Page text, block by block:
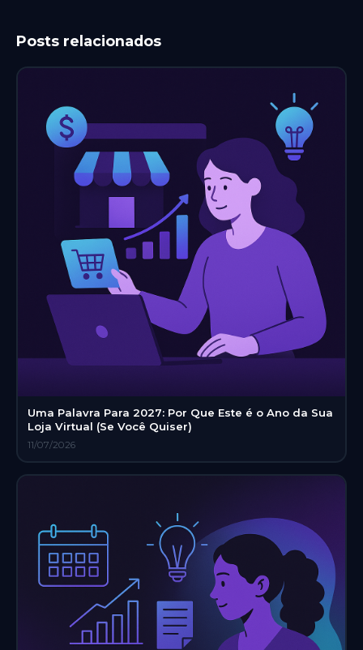
Posts relacionados
Uma Palavra Para 2027: Por Que Este é o Ano da Sua
Loja Virtual (Se Você Quiser)
11/07/2026